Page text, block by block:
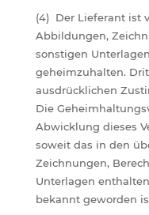
(4) Der Lieferant ist
Abbildungen,
sonstigen
geheimzuhalten.
ausdrücklichen
Die
Abwicklung dieses
soweit das in den
Zeichnungen,
Unterlagen
bekannt geworden